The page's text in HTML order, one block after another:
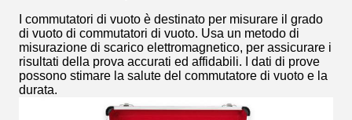
I commutatori di vuoto è destinato per misurare il grado
di vuoto di commutatori di vuoto. Usa un metodo di
misurazione di scarico elettromagnetico, per assicurare i
risultati della prova accurati ed affidabili. I dati di prove
possono stimare la salute del commutatore di vuoto e la
durata.